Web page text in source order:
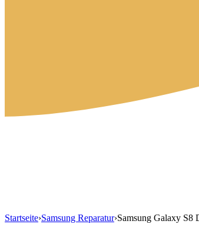
Startseite›Samsung Reparatur›Samsung Galaxy S8